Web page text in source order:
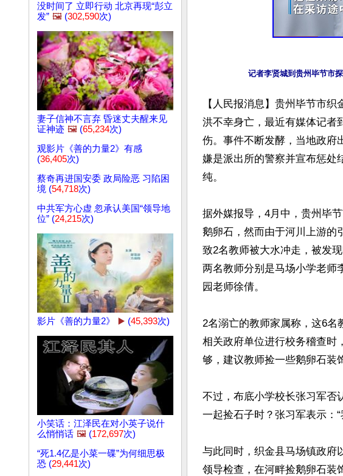
没时间了 立即行动 北京再现“彭立
发” 🖼️ (302,590次)
妻子信神不言弃 昏迷丈夫醒来见
证神迹 🖼️ (65,234次)
观影片《善的力量2》有感
(36,405次)
蔡奇再进国安委 政局险恶 习陷困
境 (54,718次)
中共军方心虚 忽承认美国“领导地
位” (24,215次)
影片《善的力量2》 ▶️ (45,393次)
小笑话：江泽民在对小英子说什
么悄悄话 🖼️ (172,697次)
“死1.4亿是小菜一碟”为何细思极
恐 (29,441次)
【人民报消息】贵州毕节市
洪不幸身亡，最近有媒体记者
伤。事件不断发酵，当地政府
嫌是派出所的警察并宣布惩处
纯。
据外媒报导，4月中，贵州毕
鹅卵石，然而由于河川上游的
致2名教师被大水冲走，被发
两名教师分别是马场小学老师
园老师徐倩。
2名溺亡的教师家属称，这6名
相关政府单位进行校务稽查时
够，建议教师捡一些鹅卵石装
不过，布底小学校长张习军否
一起捡石子时？张习军表示：
与此同时，织金县马场镇政府
领导检查，在河畔捡鹅卵石装